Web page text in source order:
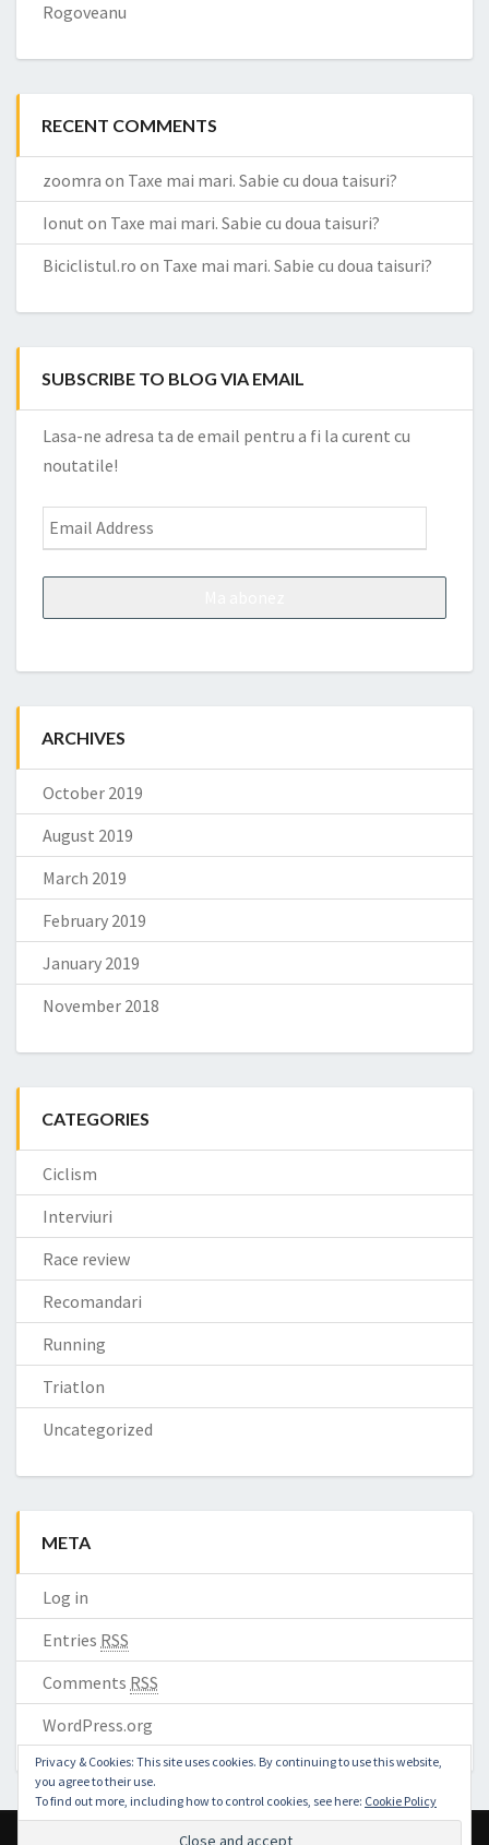
Rogoveanu
RECENT COMMENTS
zoomra on Taxe mai mari. Sabie cu doua taisuri?
Ionut on Taxe mai mari. Sabie cu doua taisuri?
Biciclistul.ro on Taxe mai mari. Sabie cu doua taisuri?
SUBSCRIBE TO BLOG VIA EMAIL
Lasa-ne adresa ta de email pentru a fi la curent cu
noutatile!
Email
Address
ARCHIVES
October 2019
August 2019
March 2019
February 2019
January 2019
November 2018
CATEGORIES
Ciclism
Interviuri
Race review
Recomandari
Running
Triatlon
Uncategorized
META
Log in
Entries RSS
Comments RSS
WordPress.org
Privacy & Cookies: This site uses cookies. By continuing to use this website,
you agree to their use.
To find out more, including how to control cookies, see here: Cookie Policy